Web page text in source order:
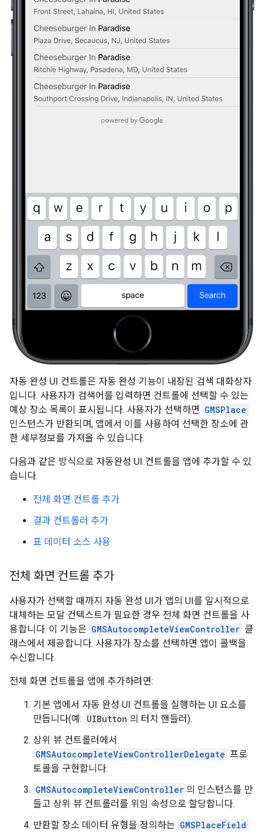
자동 완성 UI 컨트롤은 자동 완성 기능이 내장된 검색 대화상자
입니다. 사용자가 검색어를 입력하면 컨트롤에 선택할 수 있는
예상 장소 목록이 표시됩니다. 사용자가 선택하면 GMSPlace
인스턴스가 반환되며, 앱에서 이를 사용하여 선택한 장소에 관
한 세부정보를 가져올 수 있습니다.
다음과 같은 방식으로 자동완성 UI 컨트롤을 앱에 추가할 수 있
습니다.
전체 화면 컨트롤 추가
결과 컨트롤러 추가
표 데이터 소스 사용
전체 화면 컨트롤 추가
사용자가 선택할 때까지 자동 완성 UI가 앱의 UI를 일시적으로
대체하는 모달 컨텍스트가 필요한 경우 전체 화면 컨트롤을 사
용합니다. 이 기능은 GMSAutocompleteViewController 클
래스에서 제공합니다. 사용자가 장소를 선택하면 앱이 콜백을
수신합니다.
전체 화면 컨트롤을 앱에 추가하려면:
기본 앱에서 자동 완성 UI 컨트롤을 실행하는 UI 요소를
만듭니다(예: UIButton 의 터치 핸들러).
상위 뷰 컨트롤러에서
GMSAutocompleteViewControllerDelegate 프로
토콜을 구현합니다.
GMSAutocompleteViewController 의 인스턴스를 만
들고 상위 뷰 컨트롤러를 위임 속성으로 할당합니다.
반환할 장소 데이터 유형을 정의하는 GMSPlaceField